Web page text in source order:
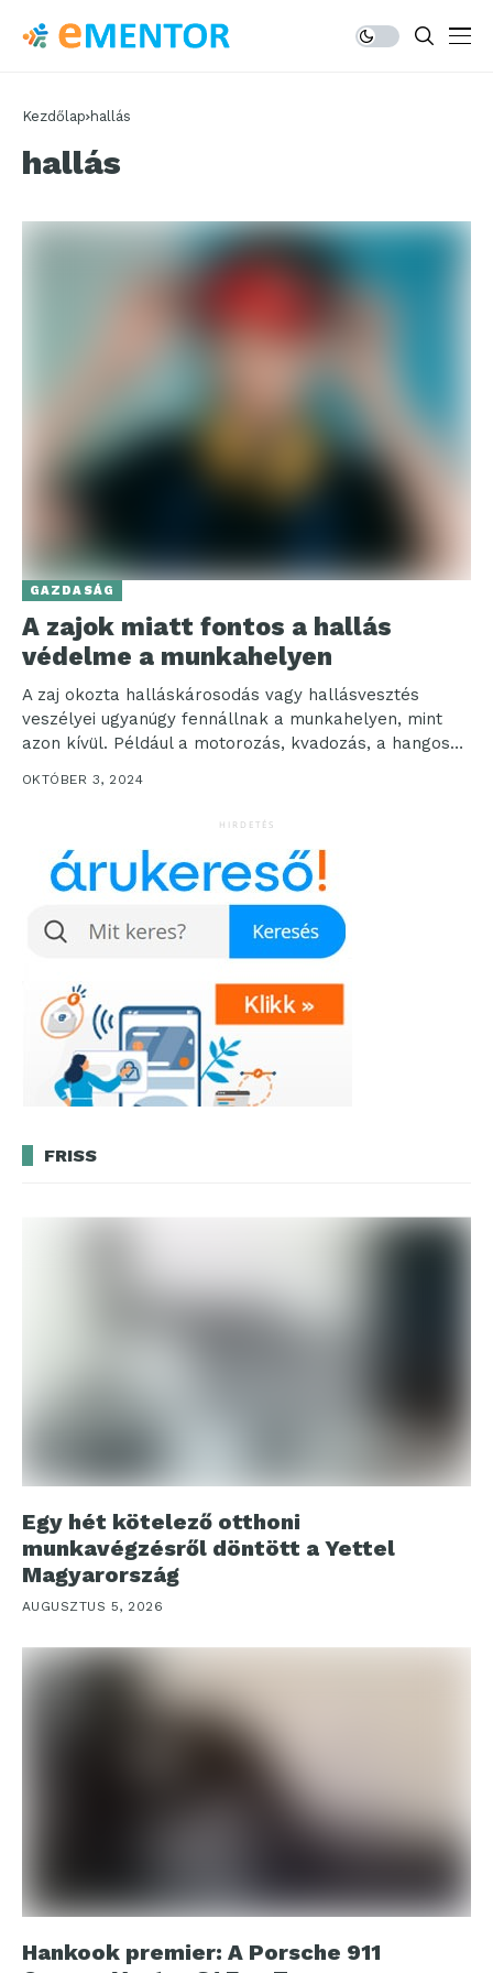
Kezdőlap hallás
hallás
GAZDASÁG
A zajok miatt fontos a hallás
védelme a munkahelyen
A zaj okozta halláskárosodás vagy hallásvesztés
veszélyei ugyanúgy fennállnak a munkahelyen, mint
azon kívül. Például a motorozás, kvadozás, a hangos
koncertek is károsíthatják...
OKTÓBER 3, 2024
HIRDETÉS
FRISS
Egy hét kötelező otthoni
munkavégzésről döntött a Yettel
Magyarország
AUGUSZTUS 5, 2026
Hankook premier: A Porsche 911